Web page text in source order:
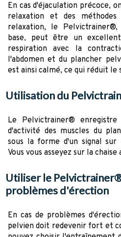
En cas d'éjaculation précoce,
relaxation et des
relaxation, le
base, peut être un
respiration avec la
l'abdomen et du plancher
est ainsi calmé, ce qui réduit
Utilisation du
Le Pelvictrainer®
d'activité des muscles du
sous la forme d'un signal sur
Vous vous asseyez sur la
Utiliser le
problèmes d'érection
En cas de problèmes
pelvien doit redevenir fort et